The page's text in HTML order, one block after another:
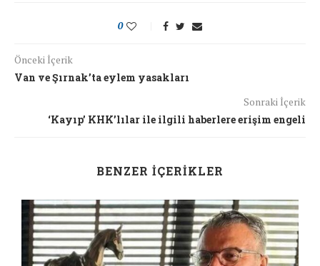
0
Önceki İçerik
Van ve Şırnak’ta eylem yasakları
Sonraki İçerik
‘Kayıp’ KHK’lılar ile ilgili haberlere erişim engeli
BENZER İÇERIKLER